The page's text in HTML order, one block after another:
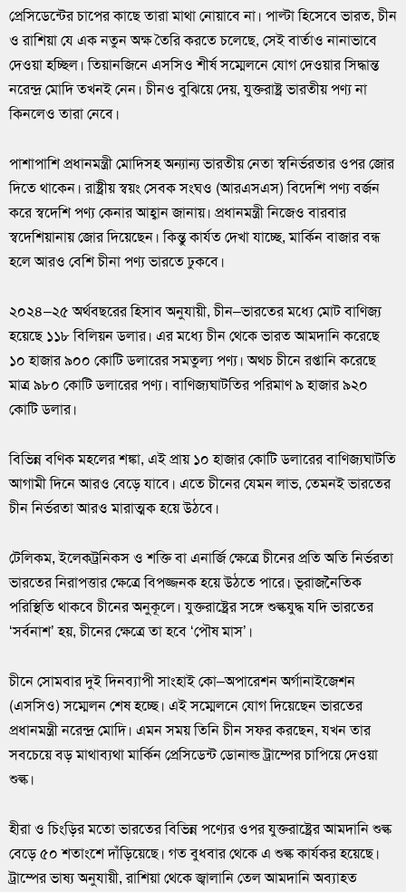
প্রেসিডেন্টের চাপের কাছে তারা মাথা নোয়াবে না। পাল্টা হিসেবে ভারত, চীন
ও রাশিয়া যে এক নতুন অক্ষ তৈরি করতে চলেছে, সেই বার্তাও নানাভাবে
দেওয়া হচ্ছিল। তিয়ানজিনে এসসিও শীর্ষ সম্মেলনে যোগ দেওয়ার সিদ্ধান্ত
নরেন্দ্র মোদি তখনই নেন। চীনও বুঝিয়ে দেয়, যুক্তরাষ্ট্র ভারতীয় পণ্য না
কিনলেও তারা নেবে।
পাশাপাশি প্রধানমন্ত্রী মোদিসহ অন্যান্য ভারতীয় নেতা স্বনির্ভরতার ওপর জোর
দিতে থাকেন। রাষ্ট্রীয় স্বয়ং সেবক সংঘও (আরএসএস) বিদেশি পণ্য বর্জন
করে স্বদেশি পণ্য কেনার আহ্বান জানায়। প্রধানমন্ত্রী নিজেও বারবার
স্বদেশিয়ানায় জোর দিয়েছেন। কিন্তু কার্যত দেখা যাচ্ছে, মার্কিন বাজার বন্ধ
হলে আরও বেশি চীনা পণ্য ভারতে ঢুকবে।
২০২৪–২৫ অর্থবছরের হিসাব অনুযায়ী, চীন–ভারতের মধ্যে মোট বাণিজ্য
হয়েছে ১১৮ বিলিয়ন ডলার। এর মধ্যে চীন থেকে ভারত আমদানি করেছে
১০ হাজার ৯০০ কোটি ডলারের সমতুল্য পণ্য। অথচ চীনে রপ্তানি করেছে
মাত্র ৯৮০ কোটি ডলারের পণ্য। বাণিজ্যঘাটতির পরিমাণ ৯ হাজার ৯২০
কোটি ডলার।
বিভিন্ন বণিক মহলের শঙ্কা, এই প্রায় ১০ হাজার কোটি ডলারের বাণিজ্যঘাটতি
আগামী দিনে আরও বেড়ে যাবে। এতে চীনের যেমন লাভ, তেমনই ভারতের
চীন নির্ভরতা আরও মারাত্মক হয়ে উঠবে।
টেলিকম, ইলেকট্রনিকস ও শক্তি বা এনার্জি ক্ষেত্রে চীনের প্রতি অতি নির্ভরতা
ভারতের নিরাপত্তার ক্ষেত্রে বিপজ্জনক হয়ে উঠতে পারে। ভূরাজনৈতিক
পরিস্থিতি থাকবে চীনের অনুকূলে। যুক্তরাষ্ট্রের সঙ্গে শুল্কযুদ্ধ যদি ভারতের
‘সর্বনাশ’ হয়, চীনের ক্ষেত্রে তা হবে ‘পৌষ মাস’।
চীনে সোমবার দুই দিনব্যাপী সাংহাই কো–অপারেশন অর্গানাইজেশন
(এসসিও) সম্মেলন শেষ হচ্ছে। এই সম্মেলনে যোগ দিয়েছেন ভারতের
প্রধানমন্ত্রী নরেন্দ্র মোদি। এমন সময় তিনি চীন সফর করছেন, যখন তার
সবচেয়ে বড় মাথাব্যথা মার্কিন প্রেসিডেন্ট ডোনাল্ড ট্রাম্পের চাপিয়ে দেওয়া
শুল্ক।
হীরা ও চিংড়ির মতো ভারতের বিভিন্ন পণ্যের ওপর যুক্তরাষ্ট্রের আমদানি শুল্ক
বেড়ে ৫০ শতাংশে দাঁড়িয়েছে। গত বুধবার থেকে এ শুল্ক কার্যকর হয়েছে।
ট্রাম্পের ভাষ্য অনুযায়ী, রাশিয়া থেকে জ্বালানি তেল আমদানি অব্যাহত